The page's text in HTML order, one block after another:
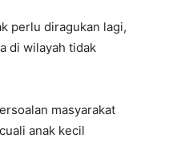
perlu diragukan lagi,
di wilayah tidak
masyarakat
anak kecil